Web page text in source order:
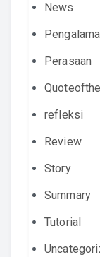
News
Perasaan
refleksi
Review
Story
Summary
Tutorial